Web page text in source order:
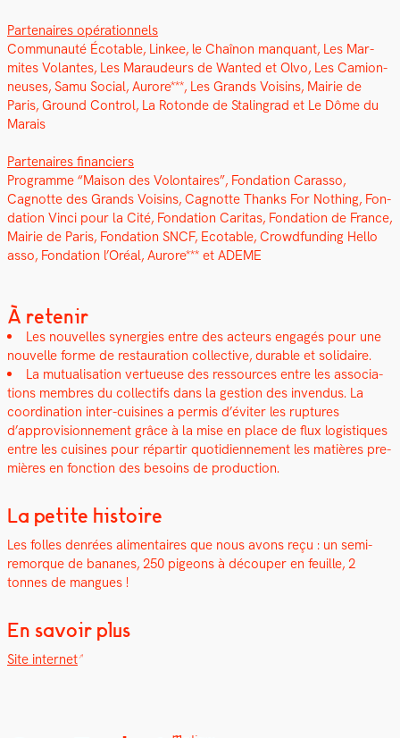
Parte­naires opéra­tionnels
Com­mu­nauté Écotable, Lin­kee, le Chaînon man­quant, Les Mar­
mites Volantes, Les Maraudeurs de Want­ed et Olvo, Les Camion­
neuses, Samu Social, Aurore***, Les Grands Voisins, Mairie de
Paris, Ground Con­trol, La Rotonde de Stal­in­grad et Le Dôme du
Marais
Parte­naires financiers
Pro­gramme “Mai­son des Volon­taires”, Fon­da­tion Caras­so,
Cagnotte des Grands Voisins, Cagnotte Thanks For Noth­ing, Fon­
da­tion Vin­ci pour la Cité, Fon­da­tion Car­i­tas, Fon­da­tion de France,
Mairie de Paris, Fon­da­tion SNCF, Ecotable, Crowd­fund­ing Hel­lo
asso, Fon­da­tion l’Oréal, Aurore*** et ADEME
À retenir
Les nou­velles syn­er­gies entre des acteurs engagés pour une
nou­velle forme de restau­ra­tion col­lec­tive, durable et sol­idaire.
La mutu­al­i­sa­tion vertueuse des ressources entre les asso­ci­a­
tions mem­bres du col­lec­tifs dans la ges­tion des inven­dus. La
coor­di­na­tion inter-cuisines a per­mis d’éviter les rup­tures
d’approvisionnement grâce à la mise en place de flux logis­tiques
entre les cuisines pour répar­tir quo­ti­di­en­nement les matières pre­
mières en fonc­tion des besoins de pro­duc­tion.
La petite histoire
Les folles den­rées ali­men­taires que nous avons reçu : un semi-
remorque de bananes, 250 pigeons à découper en feuille, 2
tonnes de mangues !
En savoir plus
Site inter­net